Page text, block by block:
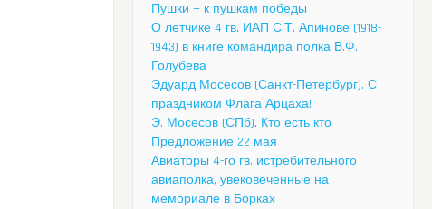
Пушки — к пушкам победы
О летчике 4 гв. ИАП С.Т. Апинове (1918-
1943) в книге командира полка В.Ф.
Голубева
Эдуард Мосесов (Санкт-Петербург). С
праздником Флага Арцаха!
Э. Мосесов (СПб). Кто есть кто
Предложение 22 мая
Авиаторы 4-го гв. истребительного
авиаполка, увековеченные на
мемориале в Борках